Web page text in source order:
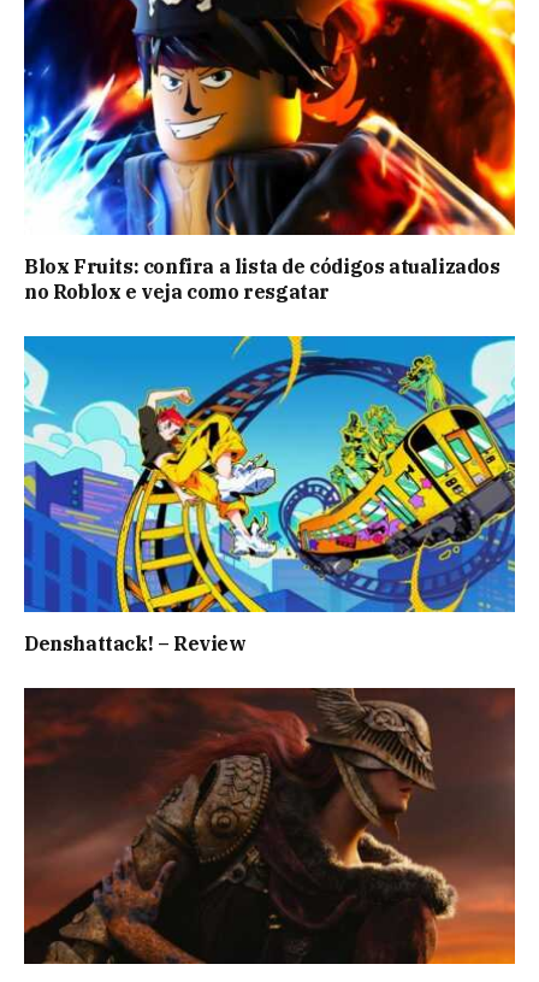
Blox Fruits: confira a lista de códigos atualizados
no Roblox e veja como resgatar
Denshattack! – Review